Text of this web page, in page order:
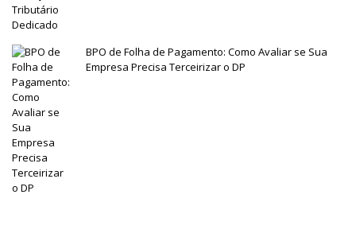
BPO de Folha de Pagamento: Como Avaliar se Sua
Empresa Precisa Terceirizar o DP